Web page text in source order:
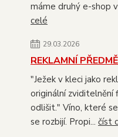
máme druhý e-shop
celé
29.03.2026
REKLAMNÍ
"Ježek v kleci jako
originální zviditelnění
odlišit." Víno, které
se rozbijí. Propi... číst